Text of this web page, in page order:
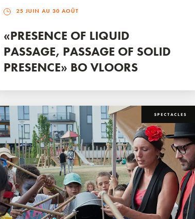
25 JUIN AU 30 AOÛT
«PRESENCE OF LIQUID
PASSAGE, PASSAGE OF SOLID
PRESENCE» BO VLOORS
SPECTACLES